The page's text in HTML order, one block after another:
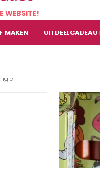
WEBSITE!
MAKEN